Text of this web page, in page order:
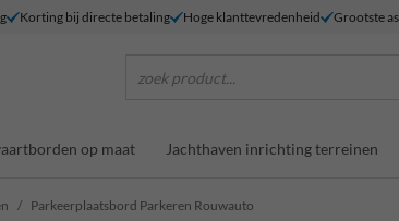
Korting bij directe betaling Hoge klanttevredenheid Grootste
zoek product...
op maat Jachthaven inrichting terreinen
Parkeerplaatsbord Parkeren Rouwauto